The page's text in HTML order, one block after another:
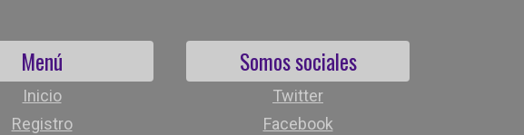
Menú
Inicio
Registro
Somos sociales
Twitter
Facebook